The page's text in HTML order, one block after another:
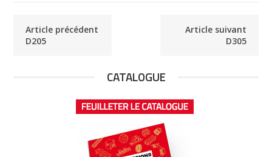
Article précédent
D205
Article suivant
D305
CATALOGUE